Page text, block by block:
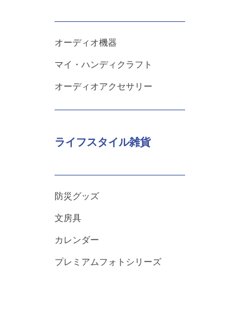
オーディオ機器
マイ・ハンディクラフト
オーディオアクセサリー
ライフスタイル雑貨
防災グッズ
文房具
カレンダー
プレミアムフォトシリーズ